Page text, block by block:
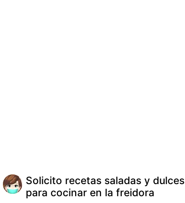
Solicito recetas saladas y dulces
para cocinar en la freidora